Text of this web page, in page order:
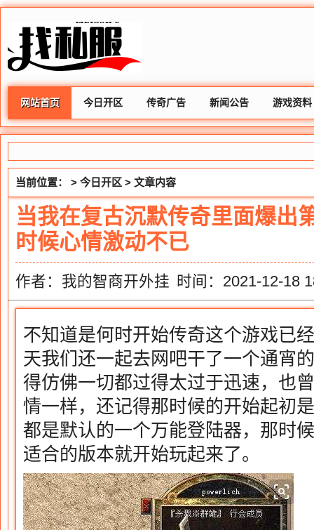
网站首页 今日开区 传奇广告 新闻公告 游戏资料
当前位置： > 今日开区 > 文章内容
当我在复古沉默传奇里面爆出
时候心情激动不已
作者：我的智商开外挂 时间：2021-12-18
不知道是何时开始传奇这个游戏已
天我们还一起去网吧干了一个通宵
得仿佛一切都过得太过于迅速，也
情一样，还记得那时候的开始起初
都是默认的一个万能登陆器，那时
适合的版本就开始玩起来了。